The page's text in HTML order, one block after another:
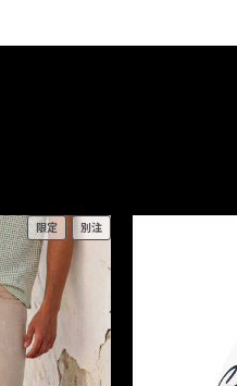
限定 別注